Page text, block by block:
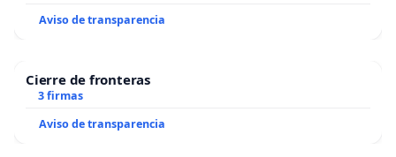
Aviso de transparencia
Cierre de fronteras
3 firmas
Aviso de transparencia